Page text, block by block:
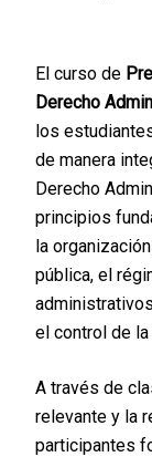
El curso de
Derecho
los
de manera
Derecho
principios
la
pública, el
el control de
A través de
relevante y la
participantes